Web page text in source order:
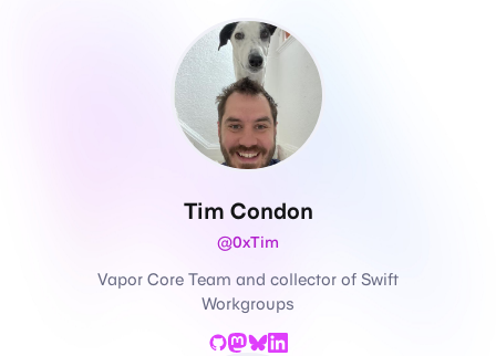
Tim Condon
@0xTim
Vapor Core Team and collector of Swift
Workgroups
GitHub
Mastodon
Bluesky
LinkedIn